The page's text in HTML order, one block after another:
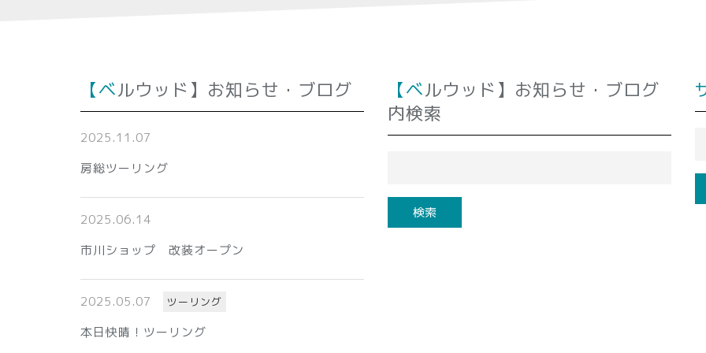
【ベルウッド】お知らせ・ブログ
2025.11.07
房総ツーリング
2025.06.14
市川ショップ 改装オープン
2025.05.07 ツーリング
本日快晴！ツーリング
【ベルウッド】お知らせ・ブログ
内検索